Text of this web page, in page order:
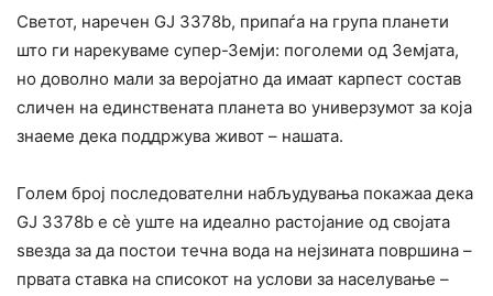
Светот, наречен GJ 3378b, припаѓа на група планети
што ги нарекуваме супер-Земји: поголеми од Земјата,
но доволно мали за веројатно да имаат карпест состав
сличен на единствената планета во универзумот за која
знаеме дека поддржува живот – нашата.
Голем број последователни набљудувања покажаа дека
GJ 3378b е сè уште на идеално растојание од својата
ѕвезда за да постои течна вода на нејзината површина –
првата ставка на списокот на услови за населување –